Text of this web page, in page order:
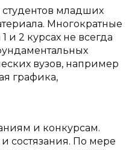
младших
Многократные
2 курсах не всегда
вузов, например
графика,
и конкурсам.
состязания. По мере